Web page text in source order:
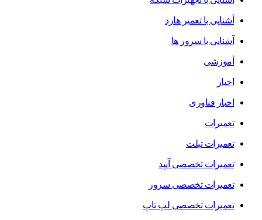
آشنایی با تعمیر هارد
آشنایی با سرور ها
آموزشی
اخبار
اخبار فناوری
تعمیرات
تعمیرات تبلت
تعمیرات تخصصی آیپد
تعمیرات تخصصی سرور
تعمیرات تخصصی لپ تاپ